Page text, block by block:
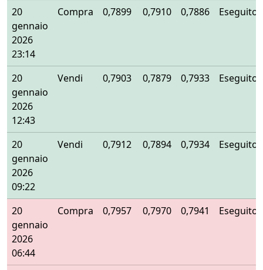
20
gennaio
2026
23:14
Compra 0,7899 0,7910 0,7886 Eseguito
20
gennaio
2026
12:43
Vendi 0,7903 0,7879 0,7933 Eseguito
20
gennaio
2026
09:22
Vendi 0,7912 0,7894 0,7934 Eseguito
20
gennaio
2026
06:44
Compra 0,7957 0,7970 0,7941 Eseguito